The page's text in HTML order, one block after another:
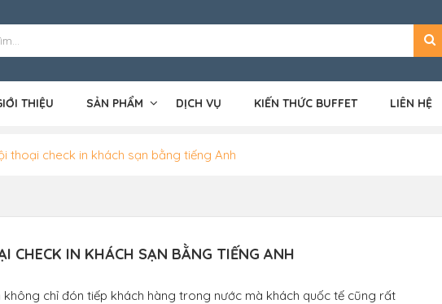
THIỆU SẢN PHẨM DỊCH VỤ KIẾN THỨC BUFFET LIÊN HỆ
thoại check in khách sạn bằng tiếng Anh
CHECK IN KHÁCH SẠN BẰNG TIẾNG ANH
không chỉ đón tiếp khách hàng trong nước mà khách quốc tế cũng rất